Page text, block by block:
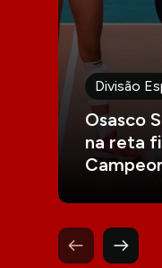
Divisão
Osasco
na reta